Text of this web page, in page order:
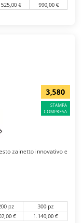
525,00 € 990,00 €
3,580
STAMPA
COMPRESA
zainetto innovativo e
pz
300 pz
€ 1.140,00 €